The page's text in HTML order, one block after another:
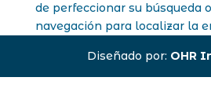
de perfeccionar su búsqueda
navegación para localizar la
Diseñado por: OHR